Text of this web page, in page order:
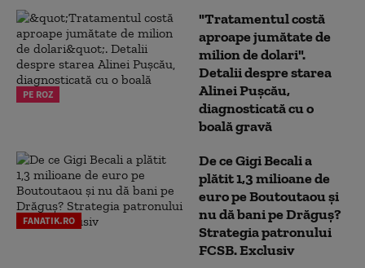
PE ROZ
"Tratamentul costă
aproape jumătate de
milion de dolari".
Detalii despre starea
Alinei Pușcău,
diagnosticată cu o
boală gravă
FANATIK.RO
De ce Gigi Becali a
plătit 1,3 milioane de
euro pe Boutoutaou și
nu dă bani pe Drăguș?
Strategia patronului
FCSB. Exclusiv